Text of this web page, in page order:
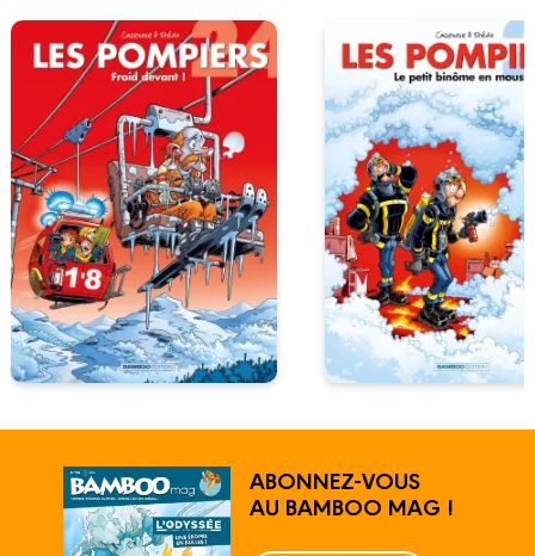
ABONNEZ-VOUS
AU BAMBOO MAG !